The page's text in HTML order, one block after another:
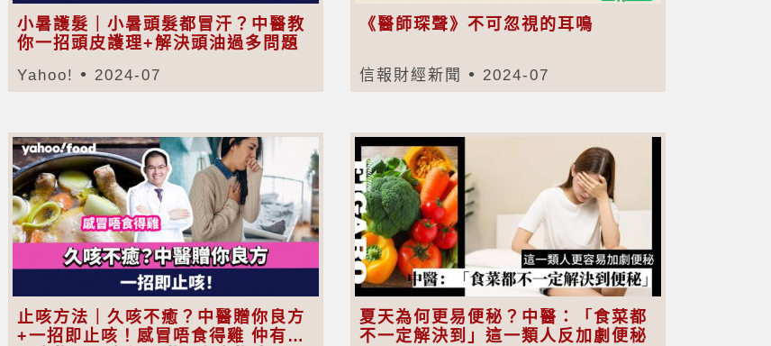
小暑護髮｜小暑頭髮都冒汗？中醫教
你一招頭皮護理+解決頭油過多問題
Yahoo! 2024-07
《醫師琛聲》不可忽視的耳鳴
信報財經新聞 2024-07
止咳方法｜久咳不癒？中醫贈你良方
+一招即止咳！感冒唔食得雞 仲有以
夏天為何更易便秘？中醫：「食菜都
不一定解決到」這一類人反加劇便秘